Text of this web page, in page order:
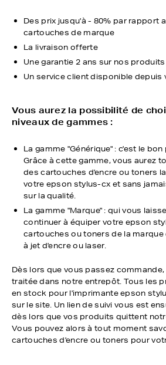
Des prix jusqu'à - 80% par rapport
cartouches de marque
La livraison offerte
Une garantie 2 ans sur nos
Un service client disponible
Vous aurez la possibilité de
niveaux de gammes :
La gamme "Générique" : c'est le
Grâce à cette gamme, vous aurez
des cartouches d'encre ou toners
votre epson stylus-cx et sans
sur la qualité.
La gamme "Marque" : qui vous
continuer à équiper votre epson
cartouches ou toners de la
à jet d'encre ou laser.
Dès lors que vous passez
traitée dans notre entrepôt. Tous les
en stock pour l'imprimante epson
sur le site. Un lien de suivi vous est
dès lors que vos produits quittent
Vous pouvez alors à tout moment
cartouches d'encre ou toners pour